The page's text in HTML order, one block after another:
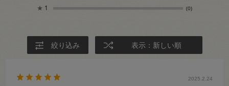
★ 1 (0)
絞り込み 表示：新しい順
2025.2.24